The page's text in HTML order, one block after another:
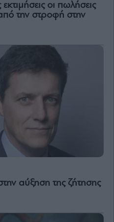
οι πωλήσεις
την στροφή στην
αύξηση της ζήτησης